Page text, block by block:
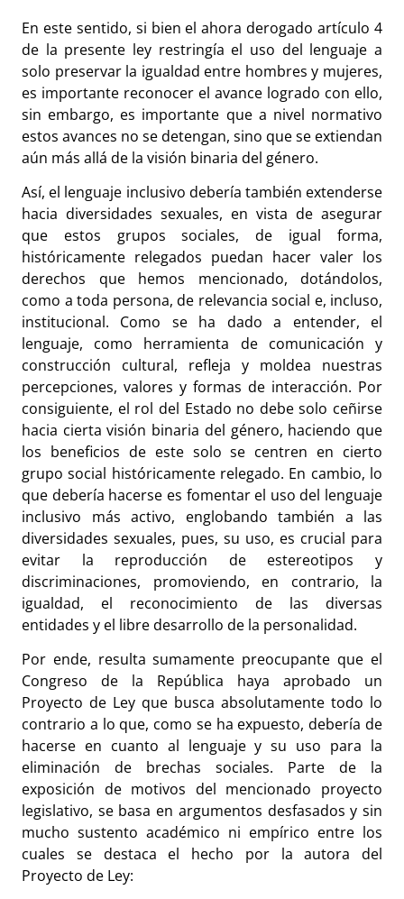
En este sentido, si bien el ahora derogado artículo 4
de la presente ley restringía el uso del lenguaje a
solo preservar la igualdad entre hombres y mujeres,
es importante reconocer el avance logrado con ello,
sin embargo, es importante que a nivel normativo
estos avances no se detengan, sino que se extiendan
aún más allá de la visión binaria del género.
Así, el lenguaje inclusivo debería también extenderse
hacia diversidades sexuales, en vista de asegurar
que estos grupos sociales, de igual forma,
históricamente relegados puedan hacer valer los
derechos que hemos mencionado, dotándolos,
como a toda persona, de relevancia social e, incluso,
institucional. Como se ha dado a entender, el
lenguaje, como herramienta de comunicación y
construcción cultural, refleja y moldea nuestras
percepciones, valores y formas de interacción. Por
consiguiente, el rol del Estado no debe solo ceñirse
hacia cierta visión binaria del género, haciendo que
los beneficios de este solo se centren en cierto
grupo social históricamente relegado. En cambio, lo
que debería hacerse es fomentar el uso del lenguaje
inclusivo más activo, englobando también a las
diversidades sexuales, pues, su uso, es crucial para
evitar la reproducción de estereotipos y
discriminaciones, promoviendo, en contrario, la
igualdad, el reconocimiento de las diversas
entidades y el libre desarrollo de la personalidad.
Por ende, resulta sumamente preocupante que el
Congreso de la República haya aprobado un
Proyecto de Ley que busca absolutamente todo lo
contrario a lo que, como se ha expuesto, debería de
hacerse en cuanto al lenguaje y su uso para la
eliminación de brechas sociales. Parte de la
exposición de motivos del mencionado proyecto
legislativo, se basa en argumentos desfasados y sin
mucho sustento académico ni empírico entre los
cuales se destaca el hecho por la autora del
Proyecto de Ley: